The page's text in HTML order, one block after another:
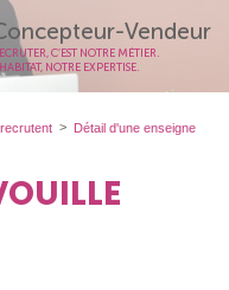
Vendeur
C’EST NOTRE MÉTIER.
NOTRE EXPERTISE.
Détail d'une enseigne